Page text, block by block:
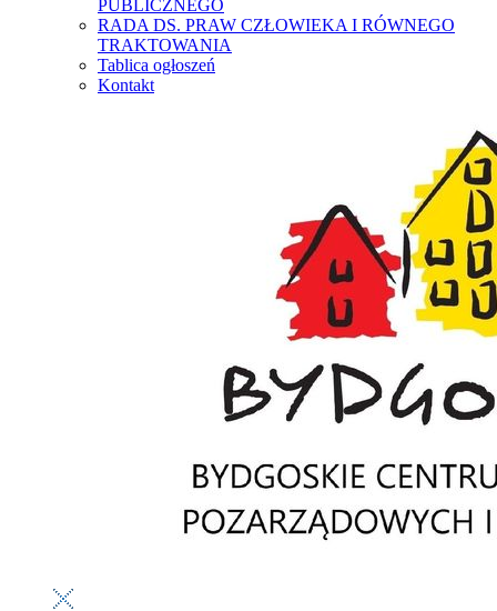
PUBLICZNEGO
RADA DS. PRAW CZŁOWIEKA I RÓWNEGO
TRAKTOWANIA
Tablica ogłoszeń
Kontakt